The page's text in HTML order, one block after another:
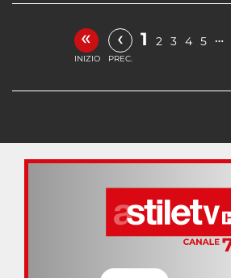
«
INIZIO
‹
PREC.
1 2 3 4 5 …